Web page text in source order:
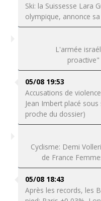
Ski: la Suissesse Lara
olympique, annonce
L'armée
05/08 19:53
Accusations de
Jean Imbert placé
proche du dossier)
Cyclisme: Demi
de France
05/08 18:43
Après les records, les